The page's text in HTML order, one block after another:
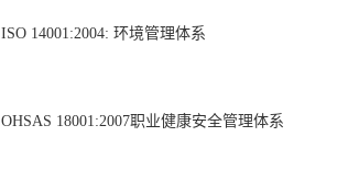
ISO 14001:2004: 环境管理体系
OHSAS 18001:2007职业健康安全管理体系